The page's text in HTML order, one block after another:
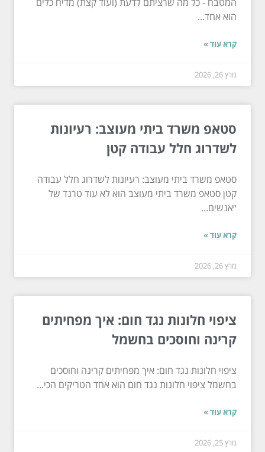
הוא אחד...
קרא עוד »
מרץ 26, 2026
סטאפ משרד ביתי מעוצב: רעיונות
לשדרוג חלל עבודה קטן
סטאפ משרד ביתי מעוצב: רעיונות לשדרוג חלל עבודה
קטן סטאפ משרד ביתי מעוצב הוא לא עוד טרנד של
״אנשים...
קרא עוד »
מרץ 26, 2026
ציפוי חלונות נגד חום: איך מפחיתים
קרינה וחוסכים בחשמל
ציפוי חלונות נגד חום: איך מפחיתים קרינה וחוסכים
בחשמל ציפוי חלונות נגד חום הוא אחד הטריקים הכי...
קרא עוד »
מרץ 25, 2026